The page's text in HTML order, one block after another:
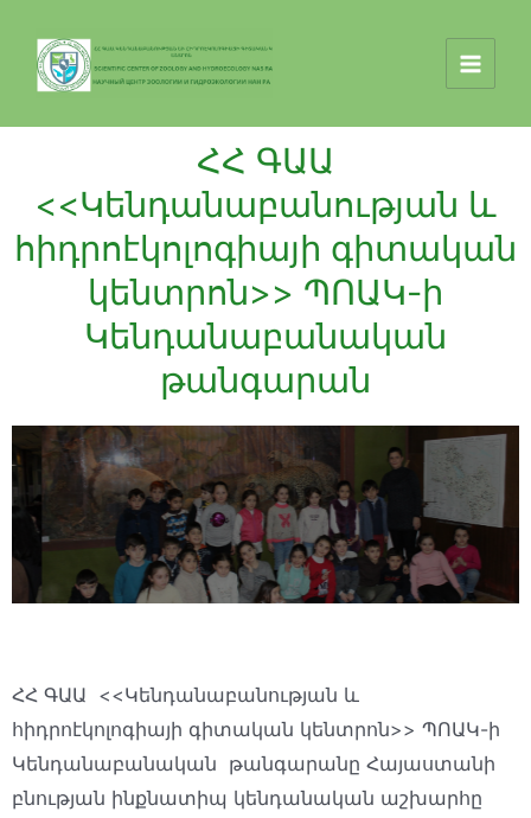
ՀՀ ԳԱԱ
<<Կենդանաբանության և
հիդրոէկոլոգիայի գիտական
կենտրոն>> ՊՈԱԿ-ի
Կենդանաբանական
թանգարան
ՀՀ ԳԱԱ <<Կենդանաբանության և
հիդրոէկոլոգիայի գիտական կենտրոն>> ՊՈԱԿ-ի
Կենդանաբանական թանգարանը Հայաստանի
բնության ինքնատիպ կենդանական աշխարհը